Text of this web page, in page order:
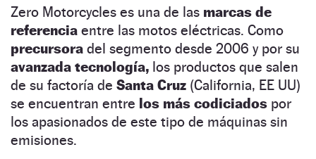
Zero Motorcycles es una de las marcas de
referencia entre las motos eléctricas. Como
precursora del segmento desde 2006 y por su
avanzada tecnología, los productos que salen
de su factoría de Santa Cruz (California, EE UU)
se encuentran entre los más codiciados por
los apasionados de este tipo de máquinas sin
emisiones.